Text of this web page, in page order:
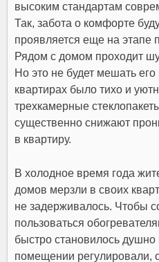
высоким стандартам
Так, забота о комфорте
проявляется еще на этапе
Рядом с домом проходит
Но это не будет мешать
квартирах было тихо и
трехкамерные
существенно снижают
в квартиру.
В холодное время года
домов мерзли в своих
не задерживалось. Чтобы
пользоваться
быстро становилось душно
помещении регулировали,